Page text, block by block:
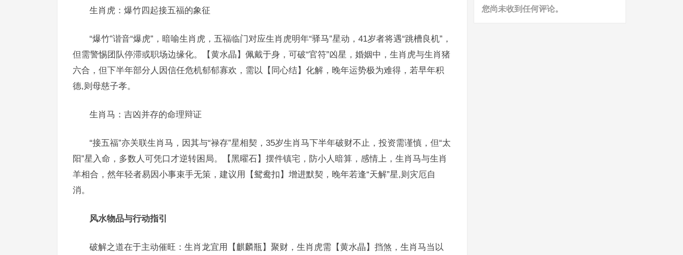
生肖虎：爆竹四起接五福的象征
“爆竹”谐音“爆虎”，暗喻生肖虎，五福临门对应生肖虎明年“驿马”星动，41岁者将遇“跳槽良机”，
但需警惕团队停滞或职场边缘化。【黄水晶】佩戴于身，可破“官符”凶星，婚姻中，生肖虎与生肖猪
六合，但下半年部分人因信任危机郁郁寡欢，需以【同心结】化解，晚年运势极为难得，若早年积
德,则母慈子孝。
生肖马：吉凶并存的命理辩证
“接五福”亦关联生肖马，因其与“禄存”星相契，35岁生肖马下半年破财不止，投资需谨慎，但“太
阳”星入命，多数人可凭口才逆转困局。【黑曜石】摆件镇宅，防小人暗算，感情上，生肖马与生肖
羊相合，然年轻者易因小事束手无策，建议用【鸳鸯扣】增进默契，晚年若逢“天解”星,则灾厄自
消。
风水物品与行动指引
破解之道在于主动催旺：生肖龙宜用【麒麟瓶】聚财，生肖虎需【黄水晶】挡煞，生肖马当以
您尚未收到任何评论。